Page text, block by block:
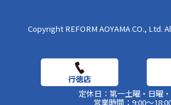
Copyright REFORM AOYAMA CO., Ltd.
定休日：第一土曜・日曜
営業時間：9:00～